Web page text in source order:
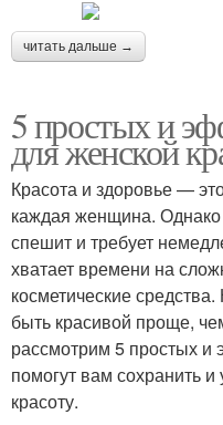
читать дальше →
5 простых и
для женской
Красота и здоровье —
каждая женщина.
спешит и требует
хватает времени на
косметические
быть красивой проще,
рассмотрим 5 простых и
помогут вам сохранить
красоту.